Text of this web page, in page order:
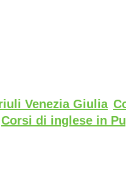
Venezia Giulia
Corsi di inglese in